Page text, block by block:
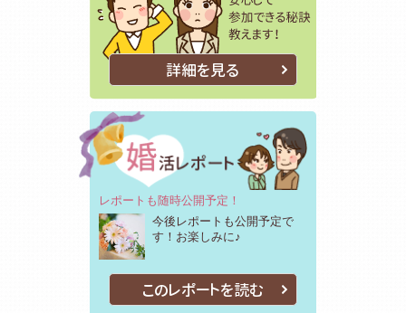
詳細を見る
レポートも随時公開予定！
今後レポートも公開予定で
す！お楽しみに♪
このレポートを読む